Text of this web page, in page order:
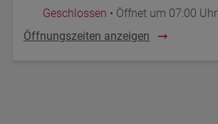
Geschlossen • Öffnet um 07:00 Uhr
Öffnungszeiten anzeigen